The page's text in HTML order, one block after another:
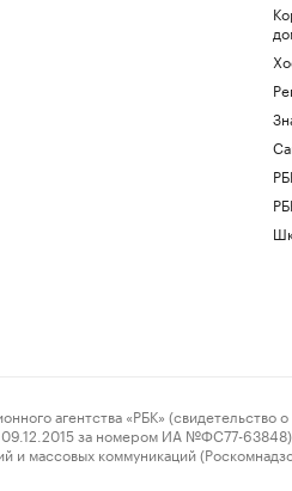
«РБК» (свидетельство о
за номером ИА №ФС77-63848)
и массовых коммуникаций